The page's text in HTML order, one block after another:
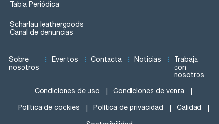
Tabla Periódica
Scharlau leathergoods
Canal de denuncias
Sobre
nosotros
Eventos Contacta Noticias
Trabaja
con
nosotros
Condiciones de uso Condiciones de venta
Política de cookies Política de privacidad Calidad